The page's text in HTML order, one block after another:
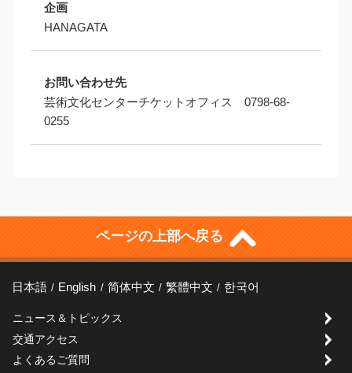
企画
HANAGATA
お問い合わせ先
芸術文化センターチケットオフィス 0798-68-
0255
ページの上部へ戻る
日本語 English 简体中文 繁體中文 한국어
ニュース＆トピックス
交通アクセス
よくあるご質問